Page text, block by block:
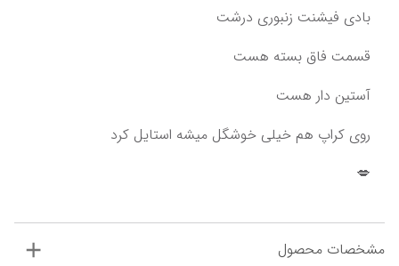
بادی فیشنت زنبوری درشت
قسمت فاق بسته هست
آستین دار هست
روی کراپ هم خیلی خوشگل میشه استایل کرد
💋
مشخصات محصول